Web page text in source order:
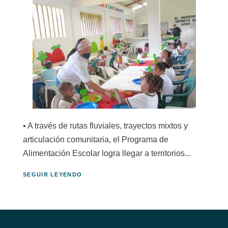
• A través de rutas fluviales, trayectos mixtos y
articulación comunitaria, el Programa de
Alimentación Escolar logra llegar a territorios...
SEGUIR LEYENDO